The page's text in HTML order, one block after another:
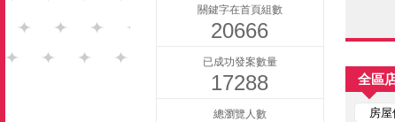
關鍵字在首頁組數
20666
已成功發案數量
17288
總瀏覽人數
全區
房屋